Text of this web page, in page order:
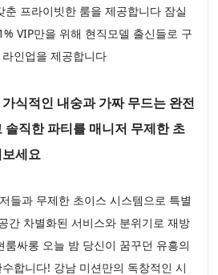
춘 프라이빗한 룸을 제공합니다 잠실
VIP만을 위해 현직모델 출신들로 구
인업을 제공합니다
식적인 내숭과 가짜 무드는 완전
직한 파티를 매니저 무제한 초
세요
들과 무제한 초이스 시스템으로 특별
간 차별화된 서비스와 분위기로 재방
룸싸롱 오늘 밤 당신이 꿈꾸던 유흥의
합니다! 강남 미션만의 독창적인 시